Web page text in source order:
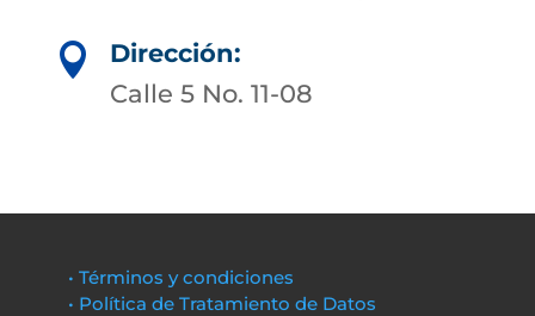

Dirección:
Calle 5 No. 11-08
• Términos y condiciones
• Política de Tratamiento de Datos